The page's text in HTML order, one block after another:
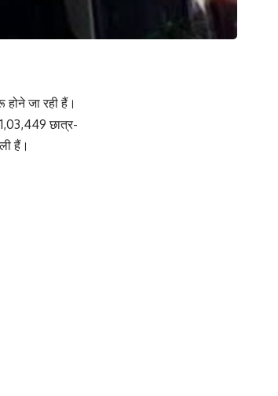
जा रही हैं।
1,03,449 छात्र-
हैं।